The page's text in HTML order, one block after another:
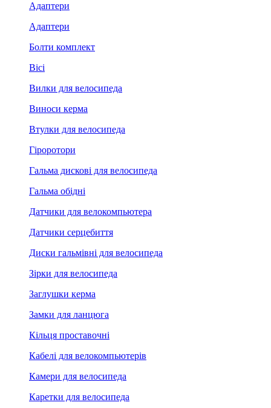
Адаптери
Адаптери
Болти комплект
Вісі
Вилки для велосипеда
Виноси керма
Втулки для велосипеда
Гіроротори
Гальма дискові для велосипеда
Гальма обідні
Датчики для велокомпьютера
Датчики серцебиття
Диски гальмівні для велосипеда
Зірки для велосипеда
Заглушки керма
Замки для ланцюга
Кільця проставочні
Кабелі для велокомпьютерів
Камери для велосипеда
Каретки для велосипеда